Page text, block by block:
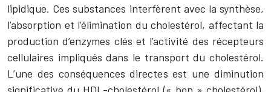
lipidique. Ces substances interfèrent avec la synthèse,
l’absorption et l’élimination du cholestérol, affectant la
production d’enzymes clés et l’activité des récepteurs
cellulaires impliqués dans le transport du cholestérol.
L’une des conséquences directes est une diminution